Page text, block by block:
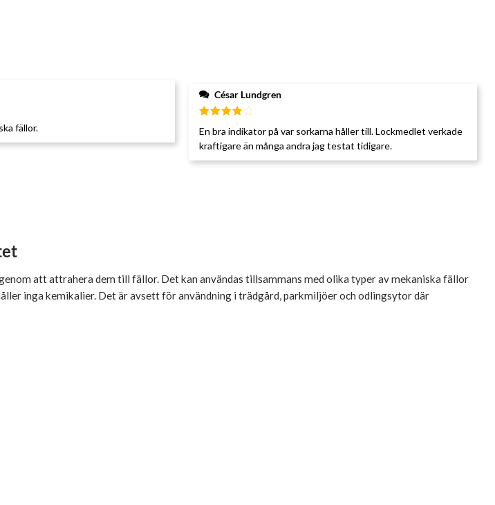
fällor.
César Lundgren
4av 5
En bra indikator på var sorkarna håller till. Lockmedlet verkade
kraftigare än många andra jag testat tidigare.
att attrahera dem till fällor. Det kan användas tillsammans med olika typer av mekaniska fällor
inga kemikalier. Det är avsett för användning i trädgård, parkmiljöer och odlingsytor där